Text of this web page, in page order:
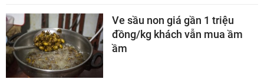
Ve sầu non giá gần 1 triệu
đồng/kg khách vẫn mua ầm
ầm